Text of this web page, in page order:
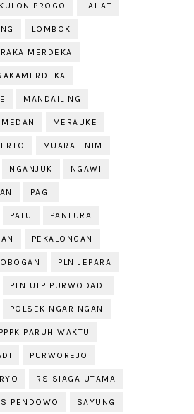
KULON PROGO LAHAT
LOMBOK
MERDEKA
MANDAILING
MEDAN MERAUKE
MUARA ENIM
NGANJUK NGAWI
PAGI
PALU PANTURA
PEKALONGAN
PLN JEPARA
PLN ULP PURWODADI
POLSEK NGARINGAN
PPPK PARUH WAKTU
PURWOREJO
RS SIAGA UTAMA
PENDOWO SAYUNG